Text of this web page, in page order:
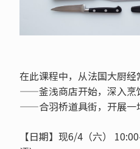
在此课程中，从法国大厨
——釜浅商店开始，深入烹
——合羽桥道具街，开展一
【日期】现6/4（六）